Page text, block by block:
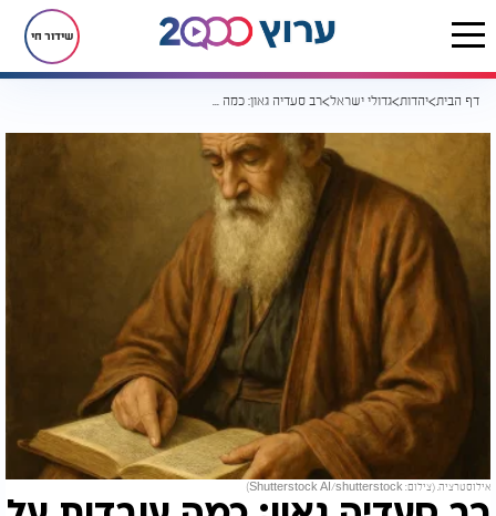
שידור חי
דף הבית יהדות גדולי ישראל רב סעדיה גאון: כמה עובדות על הצדיק שהאיר את היהדות
אילוסטרציה. (צילום: Shutterstock AI/shutterstock)